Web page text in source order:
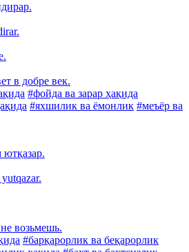
в добре век.
#фойда ва зарар ҳақида
#яхшилик ва ёмонлик #меъёр ва
возьмешь.
#барқарорлик ва беқарорлик